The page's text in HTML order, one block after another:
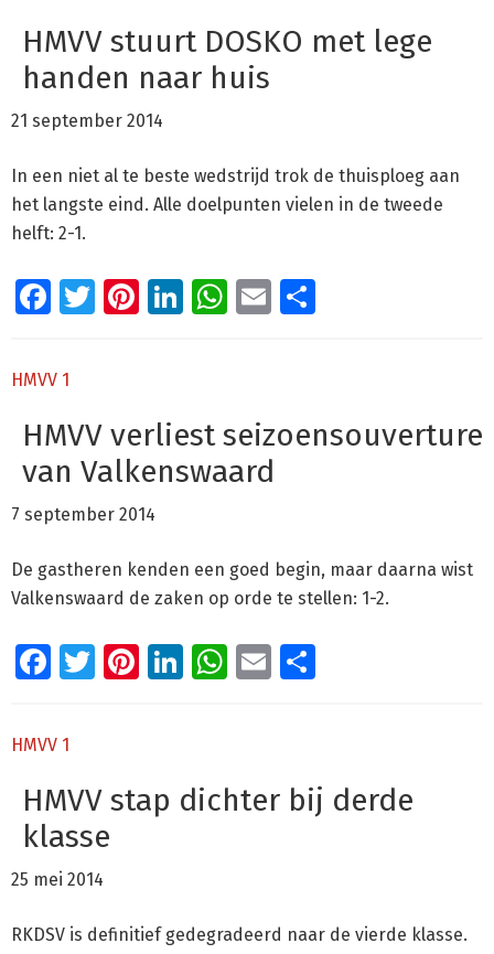
HMVV stuurt DOSKO met lege
handen naar huis
21 september 2014
In een niet al te beste wedstrijd trok de thuisploeg aan
het langste eind. Alle doelpunten vielen in de tweede
helft: 2-1.
Facebook
Twitter
Pinterest
LinkedIn
WhatsApp
Email
HMVV 1
HMVV verliest seizoensouverture
van Valkenswaard
7 september 2014
De gastheren kenden een goed begin, maar daarna wist
Valkenswaard de zaken op orde te stellen: 1-2.
Facebook
Twitter
Pinterest
LinkedIn
WhatsApp
Email
HMVV 1
HMVV stap dichter bij derde
klasse
25 mei 2014
RKDSV is definitief gedegradeerd naar de vierde klasse.